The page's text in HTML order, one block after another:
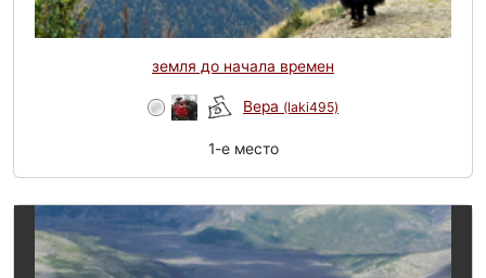
земля до начала времен
Вера (laki495)
1-e место